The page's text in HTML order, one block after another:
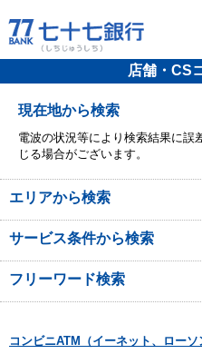
店舗・CS
現在地から検索
電波の状況等により検索結果に誤
じる場合がございます。
エリアから検索
サービス条件から検索
フリーワード検索
コンビニATM（イーネット、ローソ